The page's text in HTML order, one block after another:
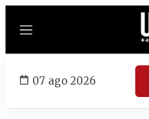
Menú
07 ago 2026